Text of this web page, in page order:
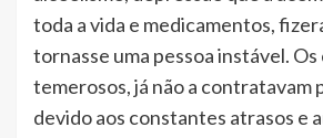
toda a vida e medicamentos,
tornasse uma pessoa instável.
temerosos, já não a contratavam
devido aos constantes atrasos e